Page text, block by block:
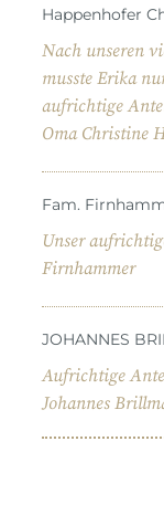
Happenhofer
Nach unseren
musste Erika
aufrichtige
Oma Christine
Fam.
Unser
Firnhammer
JOHANNES
Aufrichtige
Johannes